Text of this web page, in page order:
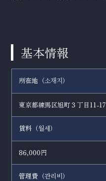
基本情報
所在地（소재지 ）
東京都練馬区旭町３丁目11-17
賃料（월세 ）
86,000円
管理費（관리비 ）